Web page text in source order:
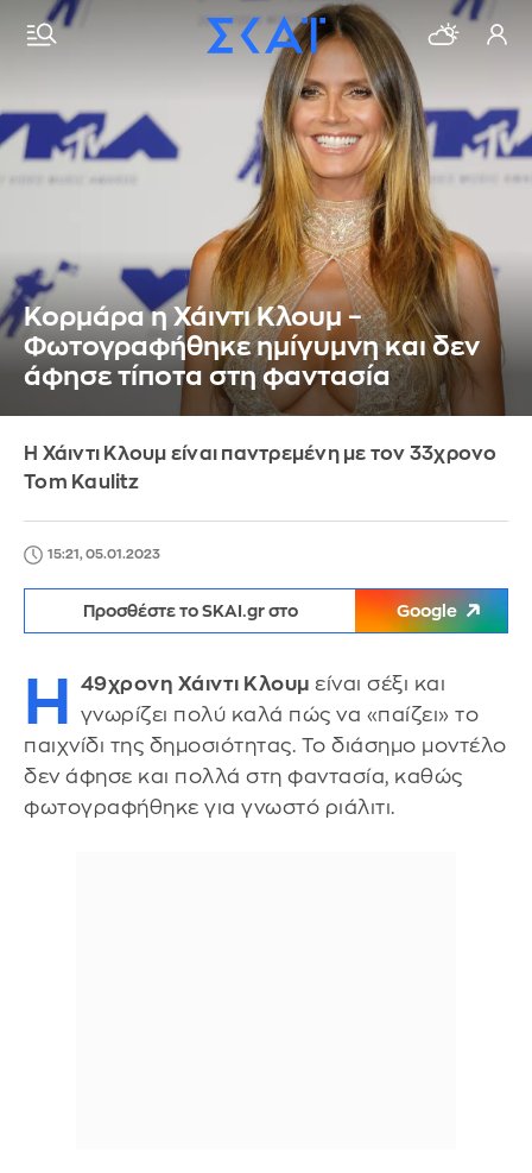
Κορμάρα η Χάιντι Κλουμ –
Φωτογραφήθηκε ημίγυμνη και δεν
άφησε τίποτα στη φαντασία
Η Χάιντι Κλουμ είναι παντρεμένη με τον 33χρονο
Tom Kaulitz
15:21, 05.01.2023
Προσθέστε το SKAI.gr στο Google
Η 49χρονη Χάιντι Κλουμ είναι σέξι και
γνωρίζει πολύ καλά πώς να «παίζει» το
παιχνίδι της δημοσιότητας. Το διάσημο μοντέλο
δεν άφησε και πολλά στη φαντασία, καθώς
φωτογραφήθηκε για γνωστό ριάλιτι.